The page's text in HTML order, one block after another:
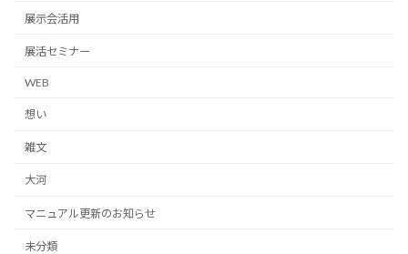
展示会活用
展活セミナー
WEB
想い
雑文
大河
マニュアル更新のお知らせ
未分類